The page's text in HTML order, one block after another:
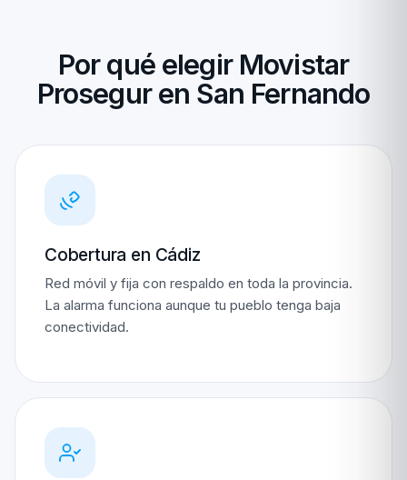
Por qué elegir Movistar
Prosegur en San Fernando
Cobertura en Cádiz
Red móvil y fija con respaldo en toda la provincia.
La alarma funciona aunque tu pueblo tenga baja
conectividad.